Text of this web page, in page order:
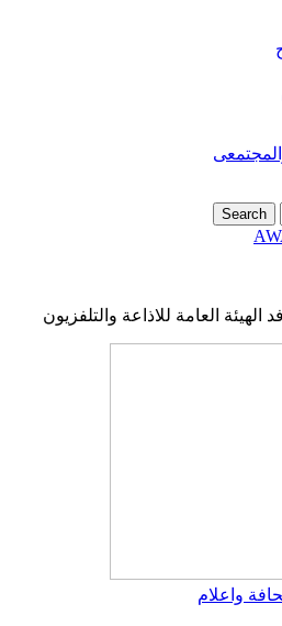
الهيئة العامة للاذاعة والتلفزيون
واعلام